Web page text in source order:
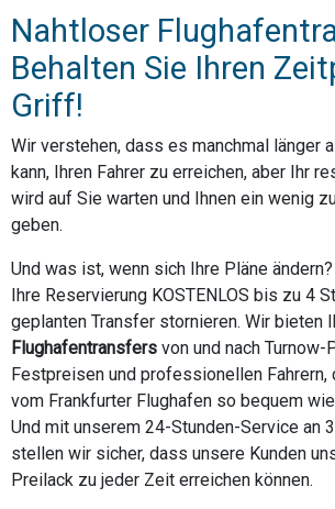
Nahtloser
Behalten Sie Ihren
Griff!
Wir verstehen, dass es manchmal länger
kann, Ihren Fahrer zu erreichen, aber Ihr
wird auf Sie warten und Ihnen ein wenig
geben.
Und was ist, wenn sich Ihre Pläne
Ihre Reservierung KOSTENLOS bis zu 4
geplanten Transfer stornieren. Wir bieten
Flughafentransfers von und nach
Festpreisen und professionellen Fahrern,
vom Frankfurter Flughafen so bequem
Und mit unserem 24-Stunden-Service an
stellen wir sicher, dass unsere Kunden
Preilack zu jeder Zeit erreichen können.